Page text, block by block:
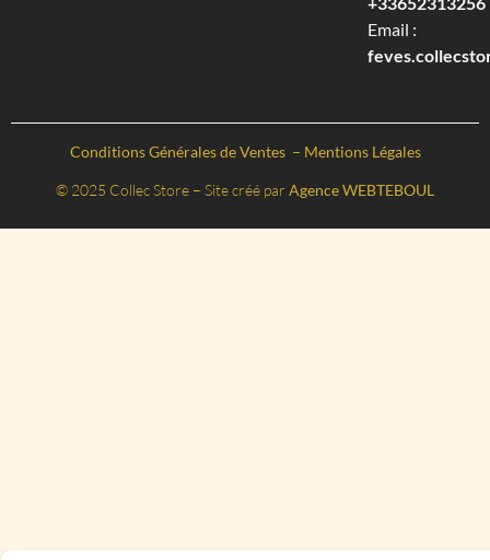
Email :
Conditions Générales de Ventes – Mentions Légales
© 2025 Collec Store – Site créé par Agence WEBTEBOUL